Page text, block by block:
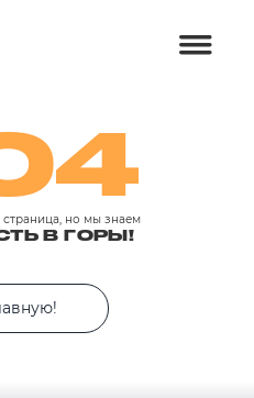
страница, но мы знаем
В ГОРЫ!